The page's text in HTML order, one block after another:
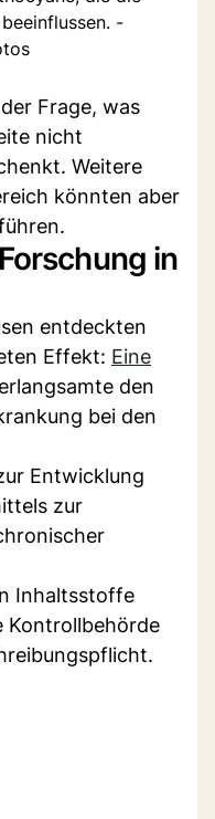
-
Frage, was
nicht
Weitere
könnten aber
in
entdeckten
Effekt: Eine
den
bei den
Entwicklung
zur
Inhaltsstoffe
Kontrollbehörde